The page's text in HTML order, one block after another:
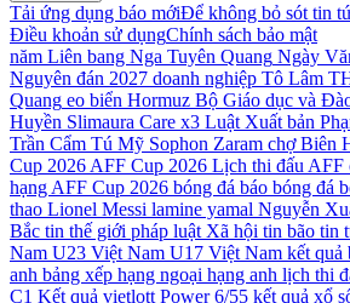
Tải ứng dụng báo mớiĐể không bỏ sót tin
Điều khoản sử dụngChính sách bảo mật
năm Liên bang Nga Tuyên Quang Ngày
Nguyên đán 2027 doanh nghiệp Tô Lâm
Quang eo biển Hormuz Bộ Giáo dục và
Huyền Slimaura Care x3 Luật Xuất bản
Trần Cẩm Tú Mỹ Sophon Zaram chợ Biên
Cup 2026 AFF Cup 2026 Lịch thi đấu AFF
hạng AFF Cup 2026 bóng đá báo bóng đá
thao Lionel Messi lamine yamal Nguyễn
Bắc tin thế giới pháp luật Xã hội tin bão tin
Nam U23 Việt Nam U17 Việt Nam kết quả
anh bảng xếp hạng ngoại hạng anh lịch thi
C1 Kết quả vietlott Power 6/55 kết quả xổ